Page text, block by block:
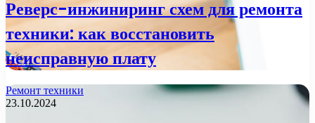
Реверс-инжиниринг схем для ремонта
техники: как восстановить
неисправную плату
Ремонт техники
23.10.2024